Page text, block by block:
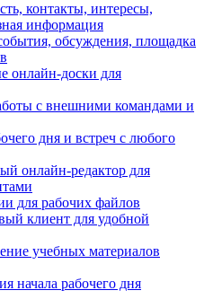
контакты, интересы,
информация
обсуждения, площадка
онлайн-доски для
с внешними командами и
дня и встреч с любого
онлайн-редактор для
для рабочих файлов
клиент для удобной
учебных материалов
начала рабочего дня